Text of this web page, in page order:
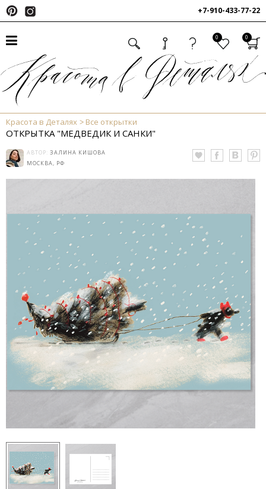
+7-910-433-77-22
0 0
Красота в Деталях Все открытки
ОТКРЫТКА "МЕДВЕДИК И САНКИ"
АВТОР: ЗАЛИНА КИШОВА
МОСКВА, РФ